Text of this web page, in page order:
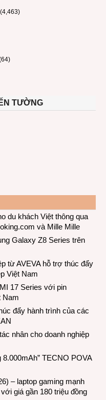
(4,463)
TƯỜNG
du khách Việt thông qua
và Mille Mille
Galaxy Z8 Series trên
từ AVEVA hỗ trợ thúc đẩy
Việt Nam
17 Series với pin
Nam
đẩy hành trình của các
nhân cho doanh nghiệp
8.000mAh” TECNO POVA
– laptop gaming mạnh
giá gần 180 triệu đồng